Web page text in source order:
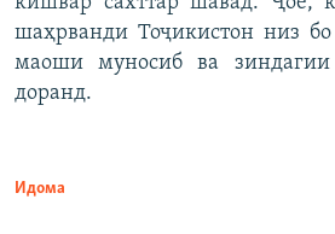
шаҳрванди Тоҷикистон низ
маоши муносиб ва зиндагии
доранд.
Идома